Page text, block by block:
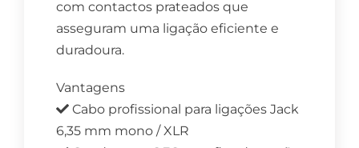
com contactos prateados que
asseguram uma ligação eficiente e
duradoura.
Vantagens
Cabo profissional para ligações Jack
6,35 mm mono / XLR